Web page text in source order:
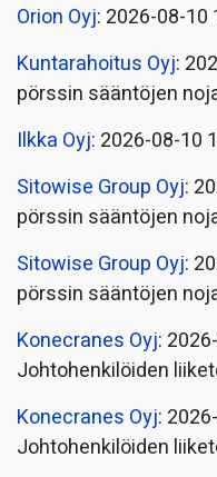
Orion Oyj: 2026-08-10
Kuntarahoitus Oyj:
pörssin sääntöjen
Ilkka Oyj: 2026-08-10
Sitowise Group Oyj:
pörssin sääntöjen
Sitowise Group Oyj:
pörssin sääntöjen
Konecranes Oyj:
Johtohenkilöiden
Konecranes Oyj:
Johtohenkilöiden